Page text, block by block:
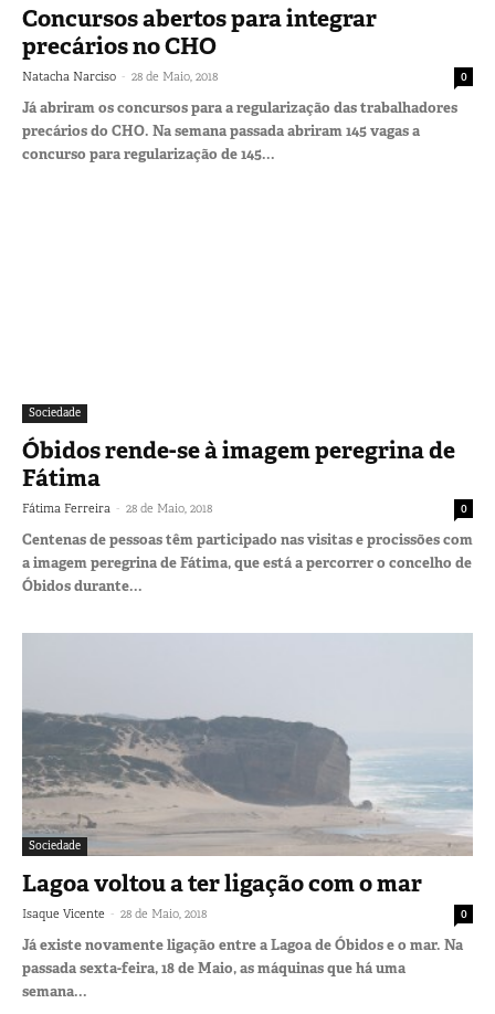
Concursos abertos para integrar
precários no CHO
Natacha Narciso - 28 de Maio, 2018 0
Já abriram os concursos para a regularização das trabalhadores
precários do CHO. Na semana passada abriram 145 vagas a
concurso para regularização de 145...
Sociedade
Óbidos rende-se à imagem peregrina de
Fátima
Fátima Ferreira - 28 de Maio, 2018 0
Centenas de pessoas têm participado nas visitas e procissões com
a imagem peregrina de Fátima, que está a percorrer o concelho de
Óbidos durante...
Sociedade
Lagoa voltou a ter ligação com o mar
Isaque Vicente - 28 de Maio, 2018 0
Já existe novamente ligação entre a Lagoa de Óbidos e o mar. Na
passada sexta-feira, 18 de Maio, as máquinas que há uma
semana...